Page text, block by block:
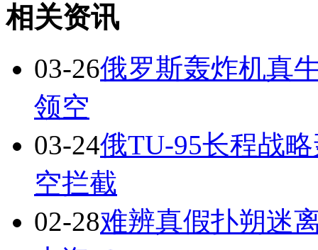
相关资讯
03-26俄罗斯轰炸机真
领空
03-24俄TU-95长程战
空拦截
02-28难辨真假扑朔迷